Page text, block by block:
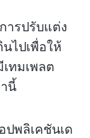
ารปรับแต่ง
ไปเพื่อให้
ทมเพลต
นี้
ปพลิเคชันเด